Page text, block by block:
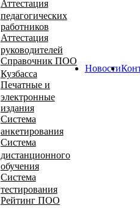
Аттестация
педагогических
работников
Аттестация
руководителей
Справочник ПОО
Кузбасса
Печатные и
электронные
издания
Система
анкетирования
Система
дистанционного
обучения
Система
тестирования
Рейтинг ПОО
Новости